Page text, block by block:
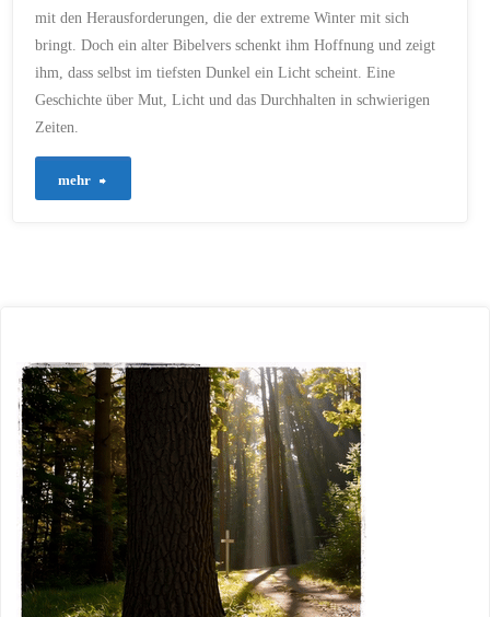
mit den Herausforderungen, die der extreme Winter mit sich
bringt. Doch ein alter Bibelvers schenkt ihm Hoffnung und zeigt
ihm, dass selbst im tiefsten Dunkel ein Licht scheint. Eine
Geschichte über Mut, Licht und das Durchhalten in schwierigen
Zeiten.
mehr
in
der
Kälte"